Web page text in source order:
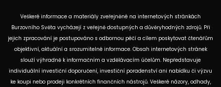
Veškeré informace a materiály zveřejněné na internetových stránkách
Burzovního Světa vycházejí z veřejně dostupných a důvěryhodných zdrojů. Při
jejich zpracování je postupováno s odbornou péčí a cílem poskytovat čtenářům
objektivní, aktuální a srozumitelné informace. Obsah internetových stránek
slouží výhradně k informačním a vzdělávacím účelům. Nepředstavuje
individuální investiční doporučení, investiční poradenství ani nabídku či výzvu
ke koupi nebo prodeji konkrétních finančních nástrojů. Veškeré názory, odhady,